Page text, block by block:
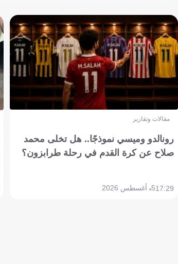
مقالات وتقارير
رونالدو وميسي نموذجًا.. هل تخلى محمد
صلاح عن كرة القدم في رحلة طرابزون؟
17:295 أغسطس 2026